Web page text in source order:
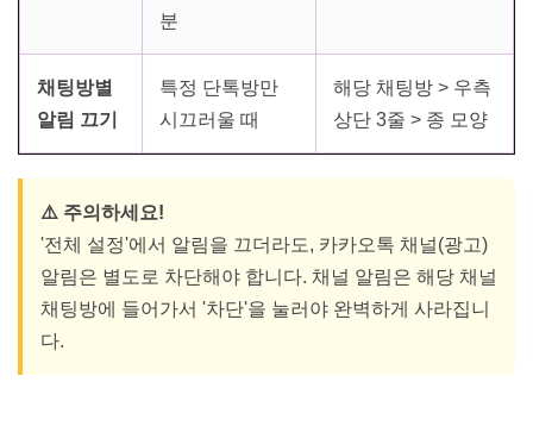
분
채팅방별
알림 끄기
특정 단톡방만
시끄러울 때
해당 채팅방 > 우측
상단 3줄 > 종 모양
⚠️ 주의하세요!
'전체 설정'에서 알림을 끄더라도, 카카오톡 채널(광고)
알림은 별도로 차단해야 합니다. 채널 알림은 해당 채널
채팅방에 들어가서 '차단'을 눌러야 완벽하게 사라집니
다.